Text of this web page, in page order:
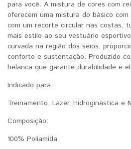
para você. A mistura de cores com
oferecem uma mistura do básico
com um recorte circular nas costas,
mais estilo ao seu vestuário
curvada na região dos seios,
conforto e sustentação. Produzido
helanca que garante durabilidade e
Indicado para:
Treinamento, Lazer, Hidroginástica e
Composição:
100% Poliamida